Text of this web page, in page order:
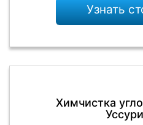
Узнать
Химчистка